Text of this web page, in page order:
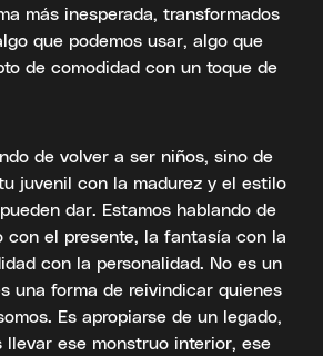
más inesperada, transformados
que podemos usar, algo que
de comodidad con un toque de
de volver a ser niños, sino de
juvenil con la madurez y el estilo
dar. Estamos hablando de
con el presente, la fantasía con la
con la personalidad. No es un
una forma de reivindicar quienes
Es apropiarse de un legado,
llevar ese monstruo interior, ese